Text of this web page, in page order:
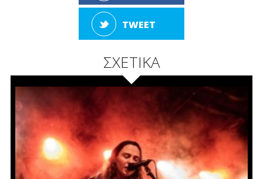
TWEET
ΣΧΕΤΙΚΑ